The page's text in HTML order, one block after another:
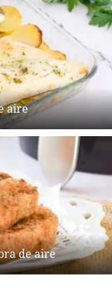
aire
de aire